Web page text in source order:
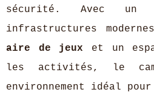
sécurité. Avec un
infrastructures
aire de jeux et un
les activités, le
environnement idéal